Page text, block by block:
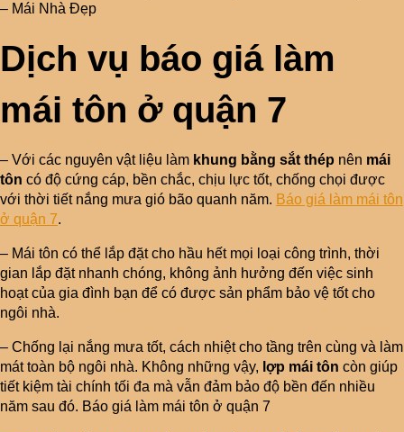
– Mái Nhà Đẹp
Dịch vụ báo giá làm
mái tôn ở quận 7
– Với các nguyên vật liệu làm khung bằng sắt thép nên mái
tôn có độ cứng cáp, bền chắc, chịu lực tốt, chống chọi được
với thời tiết nắng mưa gió bão quanh năm. Báo giá làm mái tôn
ở quận 7.
– Mái tôn có thể lắp đặt cho hầu hết mọi loại công trình, thời
gian lắp đặt nhanh chóng, không ảnh hưởng đến việc sinh
hoạt của gia đình bạn để có được sản phẩm bảo vệ tốt cho
ngôi nhà.
– Chống lại nắng mưa tốt, cách nhiệt cho tầng trên cùng và làm
mát toàn bộ ngôi nhà. Không những vậy, lợp mái tôn còn giúp
tiết kiệm tài chính tối đa mà vẫn đảm bảo độ bền đến nhiều
năm sau đó. Báo giá làm mái tôn ở quận 7